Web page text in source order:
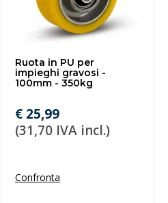
Ruota in PU per
impieghi gravosi -
100mm - 350kg
€ 25,99
(31,70 IVA incl.)
Confronta